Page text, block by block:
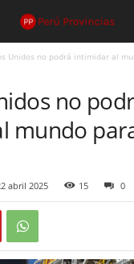
Unidos no podrá intimidar al
no
mundo
abril 2025 15 0